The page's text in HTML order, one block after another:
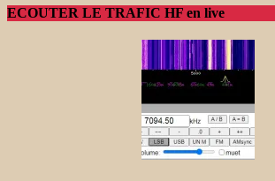
ECOUTER LE TRAFIC HF en live